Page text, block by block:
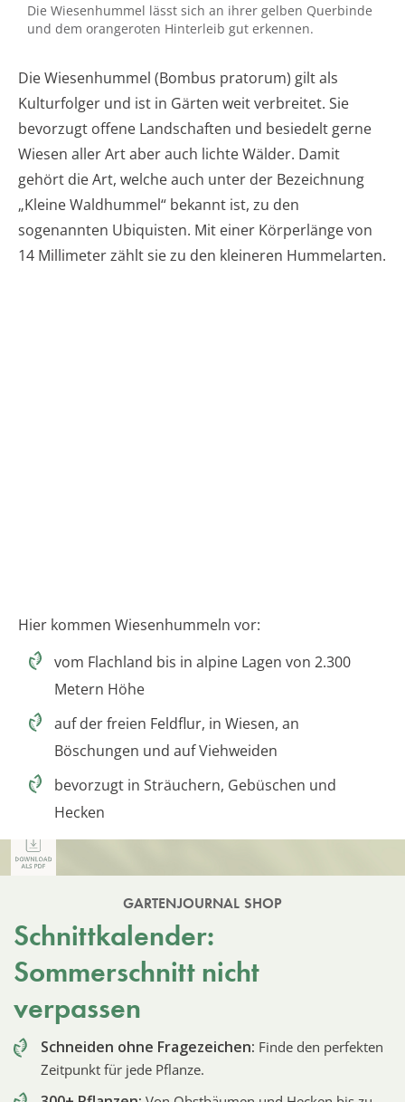
Die Wiesenhummel lässt sich an ihrer gelben Querbinde
und dem orangeroten Hinterleib gut erkennen.
Die Wiesenhummel (Bombus pratorum) gilt als
Kulturfolger und ist in Gärten weit verbreitet. Sie
bevorzugt offene Landschaften und besiedelt gerne
Wiesen aller Art aber auch lichte Wälder. Damit
gehört die Art, welche auch unter der Bezeichnung
„Kleine Waldhummel“ bekannt ist, zu den
sogenannten Ubiquisten. Mit einer Körperlänge von
14 Millimeter zählt sie zu den kleineren Hummelarten.
Hier kommen Wiesenhummeln vor:
vom Flachland bis in alpine Lagen von 2.300
Metern Höhe
auf der freien Feldflur, in Wiesen, an
Böschungen und auf Viehweiden
bevorzugt in Sträuchern, Gebüschen und
Hecken
GARTENJOURNAL SHOP
Schnittkalender:
Sommerschnitt nicht
verpassen
Schneiden ohne Fragezeichen: Finde den perfekten
Zeitpunkt für jede Pflanze.